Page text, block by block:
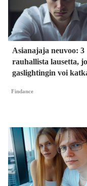
Asianajaja neuvoo: 3
rauhallista lausetta,
gaslightingin voi
Findance